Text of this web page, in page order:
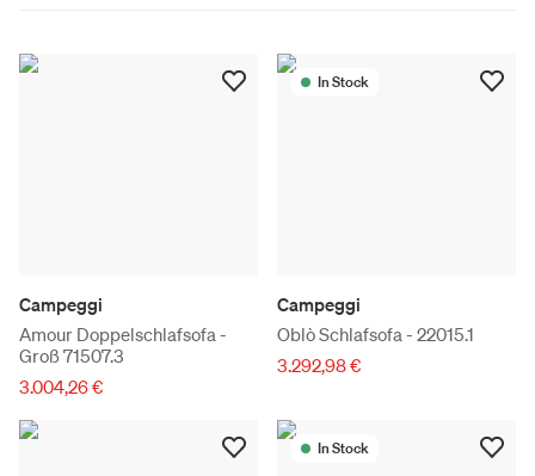
Campeggi
Amour Doppelschlafsofa -
Groß 71507.3
3.004,26 €
In Stock
Campeggi
Oblò Schlafsofa - 22015.1
3.292,98 €
In Stock